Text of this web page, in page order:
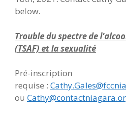
below.
Trouble du spectre de
(TSAF) et la sexualité
Pré-inscription
requise :
ou